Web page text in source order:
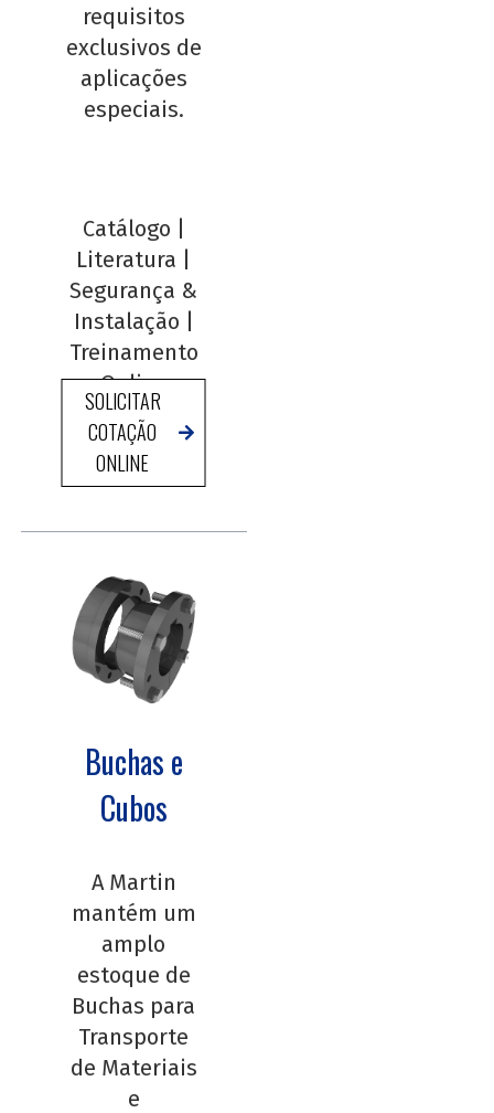
requisitos
exclusivos de
aplicações
especiais.
Catálogo
Literatura
Segurança &
Instalação
Treinamento
Online
SOLICITAR
COTAÇÃO
ONLINE
Buchas e
Cubos
A Martin
mantém um
amplo
estoque de
Buchas para
Transporte
de Materiais
e